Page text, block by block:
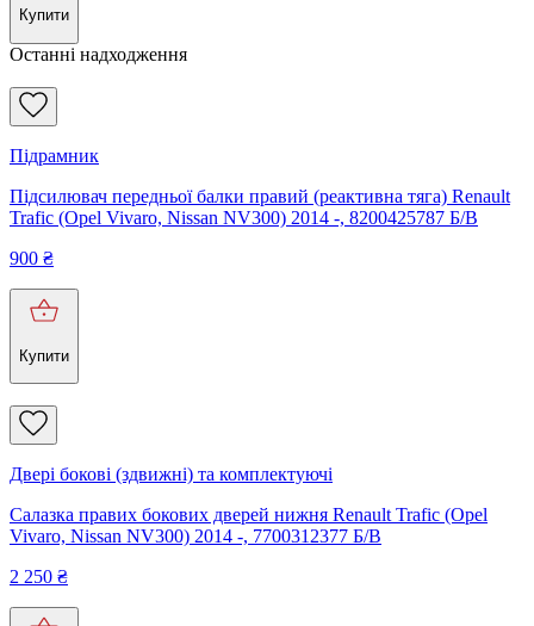
Купити
Останні надходження
Підрамник
Підсилювач передньої балки правий (реактивна тяга) Renault
Trafic (Opel Vivaro, Nissan NV300) 2014 -, 8200425787 Б/В
900 ₴
Купити
Двері бокові (здвижні) та комплектуючі
Салазка правих бокових дверей нижня Renault Trafic (Opel
Vivaro, Nissan NV300) 2014 -, 7700312377 Б/В
2 250 ₴